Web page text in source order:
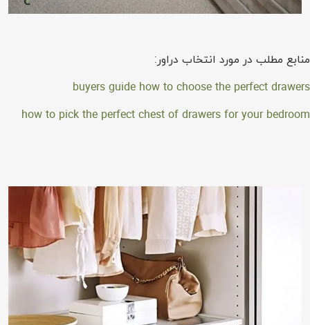
منابع مطلب در مورد انتخاب دراور:
buyers guide how to choose the perfect drawers
how to pick the perfect chest of drawers for your bedroom